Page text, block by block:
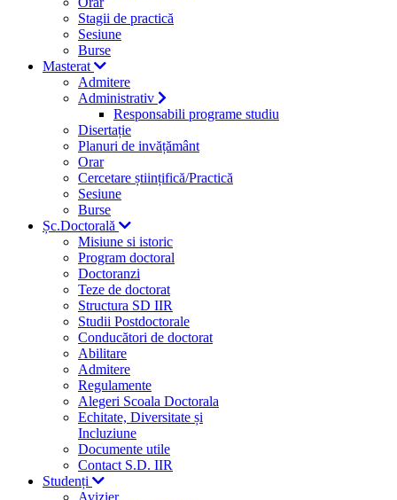
Stagii de practică
Sesiune
Burse
Masterat
Admitere
Administrativ
Responsabili programe studiu
Disertație
Planuri de invățământ
Orar
Cercetare științifică/Practică
Sesiune
Burse
Șc.Doctorală
Misiune si istoric
Program doctoral
Doctoranzi
Teze de doctorat
Structura SD IIR
Studii Postdoctorale
Conducători de doctorat
Abilitare
Admitere
Regulamente
Alegeri Scoala Doctorala
Echitate, Diversitate și
Incluziune
Documente utile
Contact S.D. IIR
Studenți
Avizier